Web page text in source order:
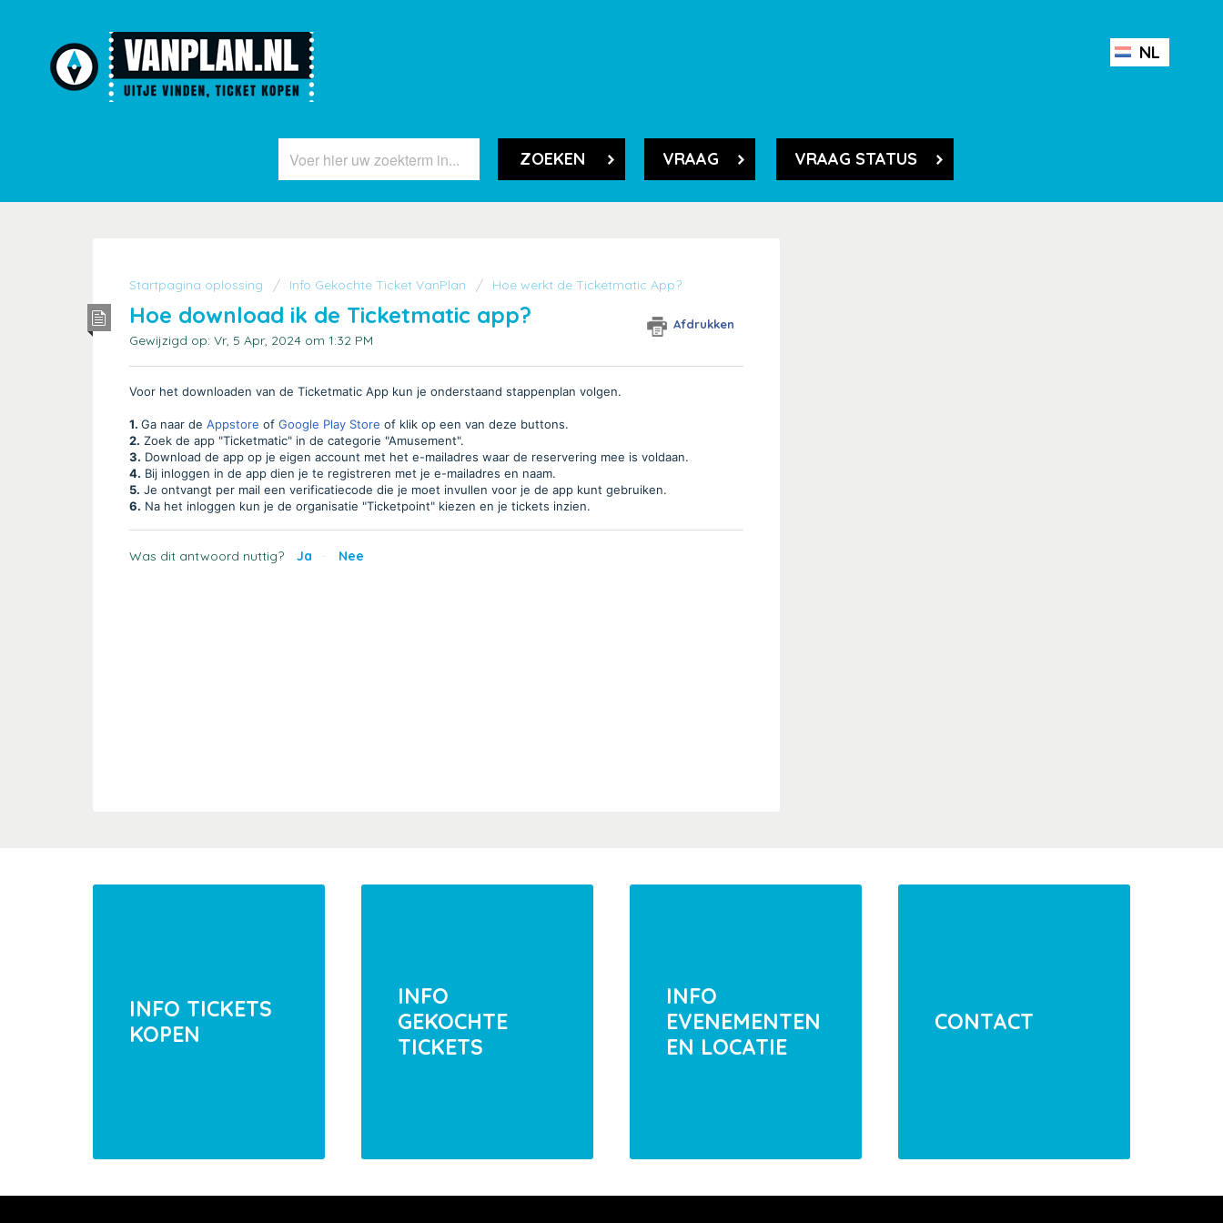
NL
ZOEKEN VRAAG VRAAG STATUS
Startpagina oplossing Info Gekochte Ticket VanPlan Hoe werkt de Ticketmatic App?
Hoe download ik de Ticketmatic app? Afdrukken
Gewijzigd op: Vr, 5 Apr, 2024 om 1:32 PM
Voor het downloaden van de Ticketmatic App kun je onderstaand stappenplan volgen.
1. Ga naar de Appstore of Google Play Store of klik op een van deze buttons.
2. Zoek de app "Ticketmatic" in de categorie "Amusement".
3. Download de app op je eigen account met het e-mailadres waar de reservering mee is voldaan.
4. Bij inloggen in de app dien je te registreren met je e-mailadres en naam.
5. Je ontvangt per mail een verificatiecode die je moet invullen voor je de app kunt gebruiken.
6. Na het inloggen kun je de organisatie "Ticketpoint" kiezen en je tickets inzien.
Was dit antwoord nuttig? Ja Nee
INFO TICKETS
KOPEN
INFO
GEKOCHTE
TICKETS
INFO
EVENEMENTEN
EN LOCATIE
CONTACT